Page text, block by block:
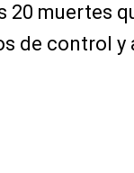
20 muertes
de control